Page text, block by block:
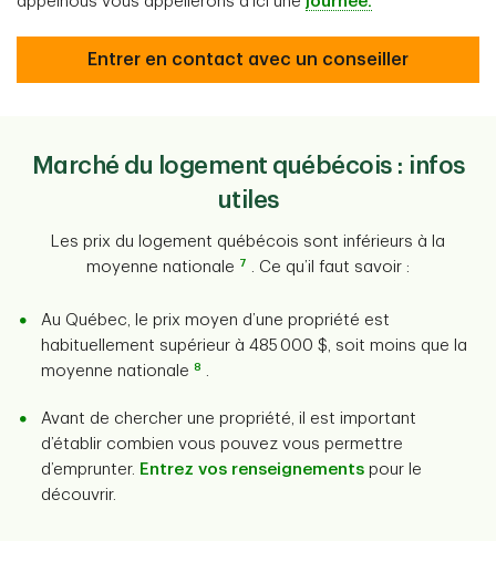
Entrer en contact avec un conseiller
Marché du logement québécois : infos
utiles
Les prix du logement québécois sont inférieurs à la
moyenne nationale 7 . Ce qu’il faut savoir :
Au Québec, le prix moyen d’une propriété est
habituellement supérieur à 485 000 $, soit moins que la
moyenne nationale 8
Avant de chercher une propriété, il est important
d’établir combien vous pouvez vous permettre
d’emprunter. Entrez vos renseignements pour le
découvrir.